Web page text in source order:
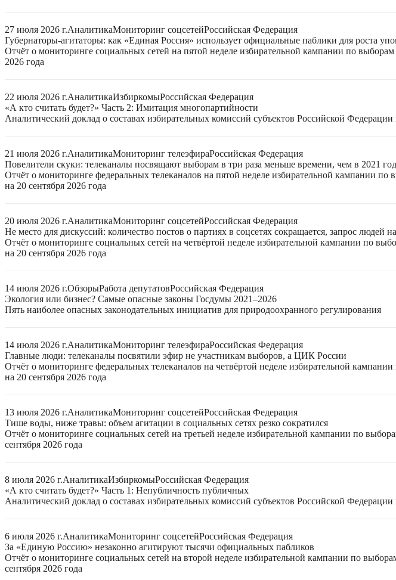
27 июля 2026 г.АналитикаМониторинг соцсетейРоссийская Федерация
Губернаторы-агитаторы: как «Единая Россия» использует официальные паблики для роста
Отчёт о мониторинге социальных сетей на пятой неделе избирательной кампании по
2026 года
22 июля 2026 г.АналитикаИзбиркомыРоссийская Федерация
«А кто считать будет?» Часть 2: Имитация многопартийности
Аналитический доклад о составах избирательных комиссий субъектов Российской
21 июля 2026 г.АналитикаМониторинг телеэфираРоссийская Федерация
Повелители скуки: телеканалы посвящают выборам в три раза меньше времени, чем в 2021
Отчёт о мониторинге федеральных телеканалов на пятой неделе избирательной кампании
на 20 сентября 2026 года
20 июля 2026 г.АналитикаМониторинг соцсетейРоссийская Федерация
Не место для дискуссий: количество постов о партиях в соцсетях сокращается, запрос людей
Отчёт о мониторинге социальных сетей на четвёртой неделе избирательной кампании по
на 20 сентября 2026 года
14 июля 2026 г.ОбзорыРабота депутатовРоссийская Федерация
Экология или бизнес? Самые опасные законы Госдумы 2021–2026
Пять наиболее опасных законодательных инициатив для природоохранного регулирования
14 июля 2026 г.АналитикаМониторинг телеэфираРоссийская Федерация
Главные люди: телеканалы посвятили эфир не участникам выборов, а ЦИК России
Отчёт о мониторинге федеральных телеканалов на четвёртой неделе избирательной
на 20 сентября 2026 года
13 июля 2026 г.АналитикаМониторинг соцсетейРоссийская Федерация
Тише воды, ниже травы: объем агитации в социальных сетях резко сократился
Отчёт о мониторинге социальных сетей на третьей неделе избирательной кампании по
сентября 2026 года
8 июля 2026 г.АналитикаИзбиркомыРоссийская Федерация
«А кто считать будет?» Часть 1: Непубличность публичных
Аналитический доклад о составах избирательных комиссий субъектов Российской
6 июля 2026 г.АналитикаМониторинг соцсетейРоссийская Федерация
За «Единую Россию» незаконно агитируют тысячи официальных пабликов
Отчёт о мониторинге социальных сетей на второй неделе избирательной кампании по
сентября 2026 года